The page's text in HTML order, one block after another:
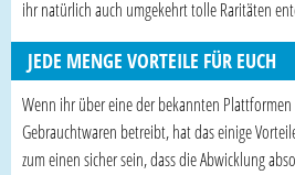
ihr natürlich auch umgekehrt tolle Raritäten
JEDE MENGE VORTEILE FÜR EUCH
Wenn ihr über eine der bekannten
Gebrauchtwaren betreibt, hat das einige
zum einen sicher sein, dass die Abwicklung